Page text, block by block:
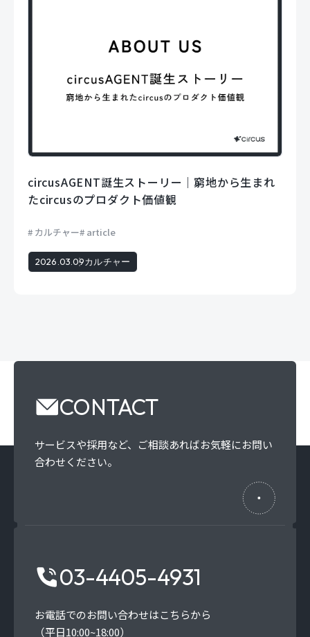
circusAGENT誕生ストーリー｜窮地から生まれ
たcircusのプロダクト価値観
カルチャー article
2026.03.09カルチャー
CONTACT
サービスや採用など、 ご相談あればお気軽にお問い
合わせください。
03-4405-4931
お電話でのお問い合わせはこちらから
（平日10:00~18:00）